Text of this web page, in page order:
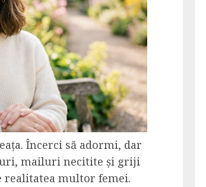
Încerci să adormi, dar
mailuri necitite și griji
realitatea multor femei.